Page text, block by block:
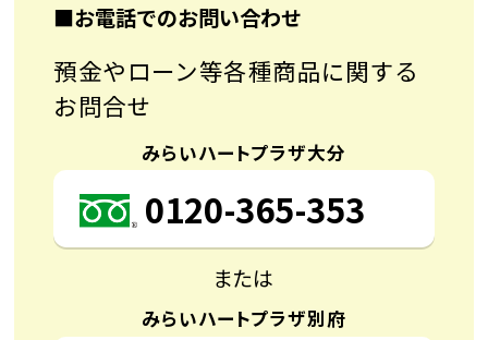
■お電話でのお問い合わせ
預金やローン等各種商品に関する
お問合せ
みらいハートプラザ大分
0120-365-353
または
みらいハートプラザ別府